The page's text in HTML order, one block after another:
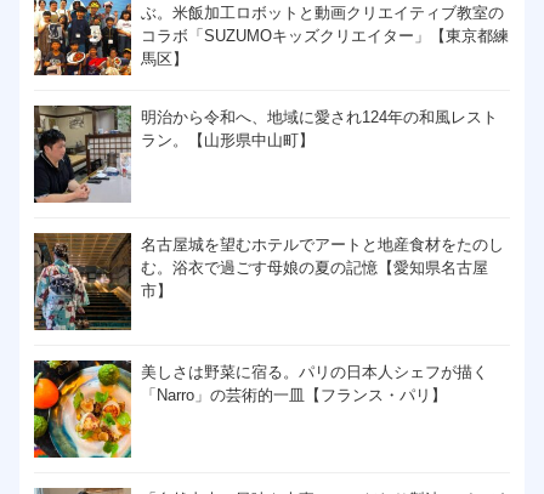
ぶ。米飯加工ロボットと動画クリエイティブ教室の
コラボ「SUZUMOキッズクリエイター」【東京都練
馬区】
明治から令和へ、地域に愛され124年の和風レスト
ラン。【山形県中山町】
名古屋城を望むホテルでアートと地産食材をたのし
む。浴衣で過ごす母娘の夏の記憶【愛知県名古屋
市】
美しさは野菜に宿る。パリの日本人シェフが描く
「Narro」の芸術的一皿【フランス・パリ】